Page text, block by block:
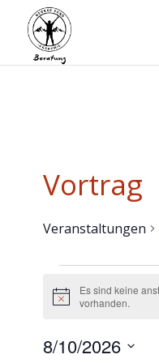
Vortrag
Veranstaltungen
Hinweis
Es sind keine
vorhanden.
8/10/2026